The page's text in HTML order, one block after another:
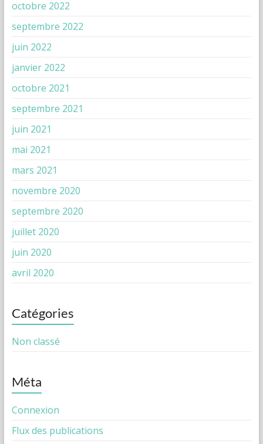
octobre 2022
septembre 2022
juin 2022
janvier 2022
octobre 2021
septembre 2021
juin 2021
mai 2021
mars 2021
novembre 2020
septembre 2020
juillet 2020
juin 2020
avril 2020
Catégories
Non classé
Méta
Connexion
Flux des publications